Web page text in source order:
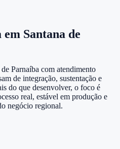
Santana de
Parnaíba com atendimento
de integração, sustentação e
do que desenvolver, o foco é
real, estável em produção e
negócio regional.